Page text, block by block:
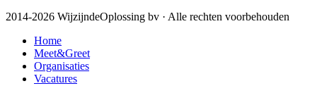
2014-2026 WijzijndeOplossing bv · Alle rechten voorbehouden
Home
Meet&Greet
Organisaties
Vacatures